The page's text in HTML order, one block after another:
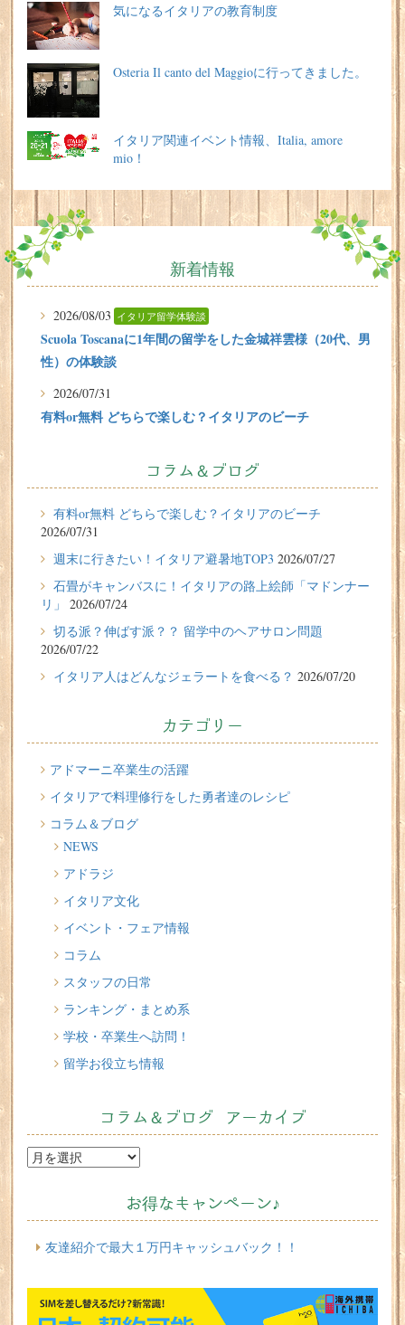
気になるイタリアの教育制度
Osteria Il canto del Maggioに行ってきました。
イタリア関連イベント情報、Italia, amore
mio！
新着情報
2026/08/03 イタリア留学体験談
Scuola Toscanaに1年間の留学をした金城祥雲様（20代、男
性）の体験談
2026/07/31
有料or無料 どちらで楽しむ？イタリアのビーチ
フィレンツェに1週間の語学留学をしたT.Sさん（10代、女
性）の体験談
2026/07/27
週末に行きたい！イタリア避暑地TOP3
2026/07/24
石畳がキャンバスに！イタリアの路上絵師「マドンナー
リ」
2026/07/22
切る派？伸ばす派？？ 留学中のヘアサロン問題
イタリア人はどんなジェラートを食べる？
2026/07/17
イタリアが誇る3人の天才芸術家 その傑作を見に行こう！
2026/07/16
味わってみたい！魚介の「ごった煮」 リヴォルノの
Cacciucco（カッチュッコ）
2026/07/14
インスタライブのお知らせ
コラム＆ブログ
有料or無料 どちらで楽しむ？イタリアのビーチ
2026/07/31
週末に行きたい！イタリア避暑地TOP3 2026/07/27
石畳がキャンバスに！イタリアの路上絵師「マドンナー
リ」
2026/07/24
切る派？伸ばす派？？ 留学中のヘアサロン問題
2026/07/22
イタリア人はどんなジェラートを食べる？ 2026/07/20
カテゴリー
アドマーニ卒業生の活躍
イタリアで料理修行をした勇者達のレシピ
コラム＆ブログ
NEWS
アドラジ
イタリア文化
イベント・フェア情報
コラム
スタッフの日常
ランキング・まとめ系
学校・卒業生へ訪問！
留学お役立ち情報
コラム＆ブログ アーカイブ
お得なキャンペーン♪
友達紹介で最大１万円キャッシュバック！！